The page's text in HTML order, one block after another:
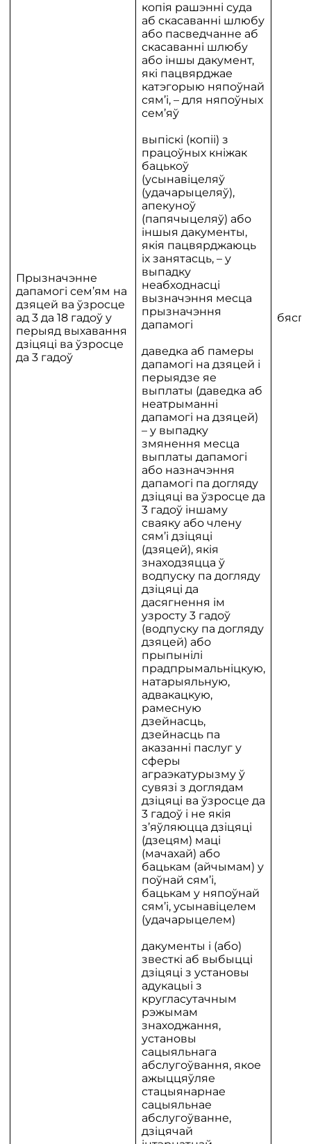
Прызначэнне
дапамогі сем’ям на
дзяцей ва ўзросце
ад 3 да 18 гадоў у
перыяд выхавання
дзіцяці ва ўзросце
да 3 гадоў
копія рашэнні суда
аб скасаванні шлюбу
або пасведчанне аб
скасаванні шлюбу
або іншы дакумент,
які пацвярджае
катэгорыю няпоўнай
сям’і, – для няпоўных
сем’яў
выпіскі (копіі) з
працоўных кніжак
бацькоў
(усынавіцеляў
(удачарыцеляў),
апекуноў
(папячыцеляў) або
іншыя дакументы,
якія пацвярджаюць
іх занятасць, – у
выпадку
неабходнасці
вызначэння месца
прызначэння
дапамогі
даведка аб памеры
дапамогі на дзяцей і
перыядзе яе
выплаты (даведка аб
неатрыманні
дапамогі на дзяцей)
– у выпадку
змянення месца
выплаты дапамогі
або назначэння
дапамогі па догляду
дзіцяці ва ўзросце да
3 гадоў іншаму
сваяку або члену
сям’і дзіцяці
(дзяцей), якія
знаходзяцца ў
водпуску па догляду
дзіцяці да
дасягнення ім
узросту 3 гадоў
(водпуску па догляду
дзяцей) або
прыпынілі
прадпрымальніцкую,
натарыяльную,
адвакацкую,
рамесную
дзейнасць,
дзейнасць па
аказанні паслуг у
сферы
аграэкатурызму ў
сувязі з доглядам
дзіцяці ва ўзросце да
3 гадоў і не якія
з’яўляюцца дзіцяці
(дзецям) маці
(мачахай) або
бацькам (айчымам) у
поўнай сям’і,
бацькам у няпоўнай
сям’і, усынавіцелем
(удачарыцелем)
дакументы і (або)
звесткі аб выбыцці
дзіцяці з установы
адукацыі з
кругласутачным
рэжымам
знаходжання,
установы
сацыяльнага
абслугоўвання, якое
ажыццяўляе
стацыянарнае
сацыяльнае
абслугоўванне,
дзіцячай